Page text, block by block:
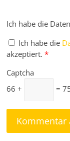
Ich habe die
Ich habe die
akzeptiert. *
Captcha
66 +
=